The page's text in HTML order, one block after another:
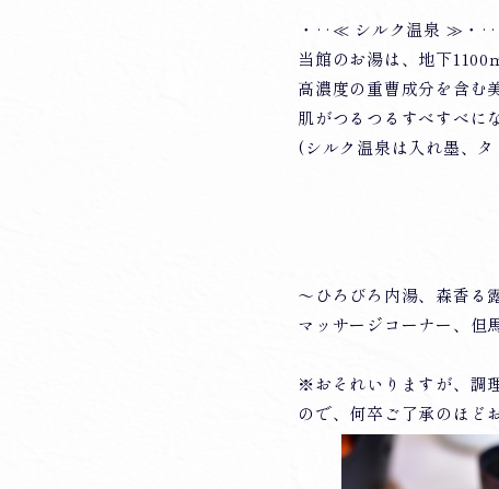
・‥≪ シルク温泉 ≫・‥
当館のお湯は、地下1100
高濃度の重曹成分を含む
肌がつるつるすべすべに
(シルク温泉は入れ墨、タ
～ひろびろ内湯、森香る
マッサージコーナー、但
※おそれいりますが、調
ので、何卒ご了承のほど